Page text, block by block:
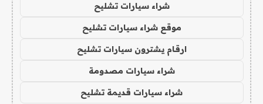
شراء سيارات تشليح
موقع شراء سيارات تشليح
ارقام يشترون سيارات تشليح
شراء سيارات مصدومة
شراء سيارات قديمة تشليح